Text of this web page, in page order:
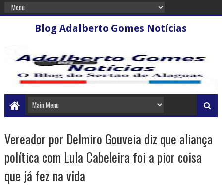
Blog Adalberto Gomes Notícias
Vereador por Delmiro Gouveia diz que aliança
política com Lula Cabeleira foi a pior coisa
que já fez na vida